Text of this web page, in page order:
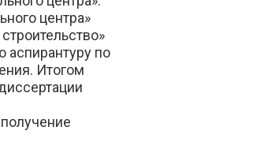
центра»
аспирантуру по
Итогом